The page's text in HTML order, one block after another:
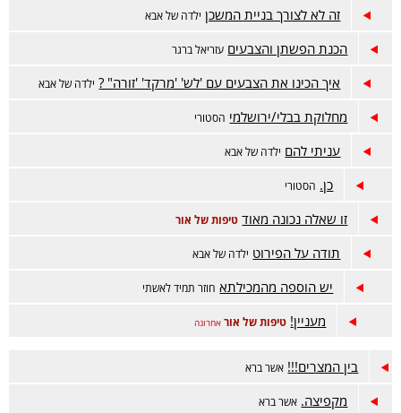
זה לא לצורך בניית המשכן ילדה של אבא
הכנת הפשתן והצבעים עזריאל ברגר
איך הכינו את הצבעים עם 'לש' 'מרקד' 'זורה" ? ילדה של אבא
מחלוקת בבלי/ירושלמי הסטורי
עניתי להם ילדה של אבא
כן. הסטורי
זו שאלה נכונה מאוד טיפות של אור
תודה על הפירוט ילדה של אבא
יש הוספה מהמכילתא חוזר תמיד לאשתי
מעניין! טיפות של אור אחרונה
בין המצרים!!! אשר ברא
מקפיצה. אשר ברא